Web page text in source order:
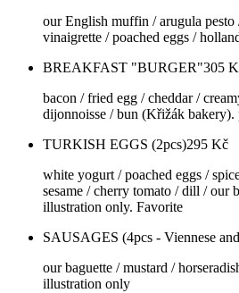
our English muffin / arugula
vinaigrette / poached eggs /
BREAKFAST "BURGER"305
bacon / fried egg / cheddar /
dijonnoisse / bun (Křižák
TURKISH EGGS (2pcs)295 Kč
white yogurt / poached eggs /
sesame / cherry tomato / dill / our
illustration only. Favorite
SAUSAGES (4pcs - Viennese
our baguette / mustard /
illustration only